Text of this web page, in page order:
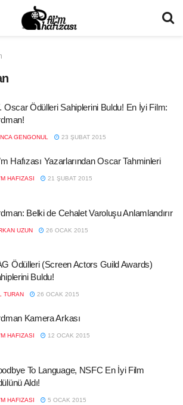
Oscar Ödülleri Sahiplerini Buldu! En İyi Film:
GENGONUL 23 ŞUBAT 2015
Hafızası Yazarlarından Oscar Tahminleri
HAFIZASI 21 ŞUBAT 2015
Belki de Cehalet Varoluşu Anlamlandırır
UZUN 26 OCAK 2015
Ödülleri (Screen Actors Guild Awards)
Buldu!
TURAN 26 OCAK 2015
Kamera Arkası
HAFIZASI 12 OCAK 2015
To Language, NSFC En İyi Film
Aldı!
HAFIZASI 5 OCAK 2015